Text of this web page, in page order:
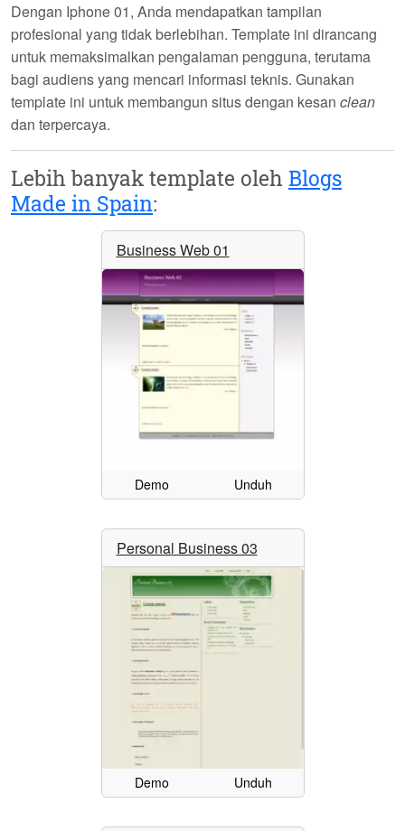
Dengan Iphone 01, Anda mendapatkan tampilan
profesional yang tidak berlebihan. Template ini dirancang
untuk memaksimalkan pengalaman pengguna, terutama
bagi audiens yang mencari informasi teknis. Gunakan
template ini untuk membangun situs dengan kesan clean
dan terpercaya.
Lebih banyak template oleh Blogs
Made in Spain:
Business Web 01
Demo Unduh
Personal Business 03
Demo Unduh